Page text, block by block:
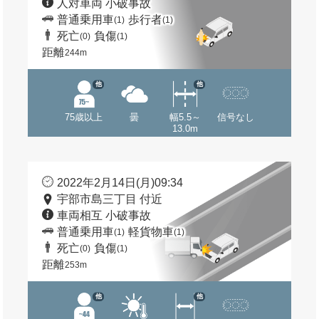
人対車両 小破事故
普通乗用車(1) 歩行者(1)
死亡(0) 負傷(1)
距離244m
75歳以上
他
曇
幅5.5～
13.0m
他
信号なし
2022年2月14日(月)09:34
宇部市島三丁目 付近
車両相互 小破事故
普通乗用車(1) 軽貨物車(1)
死亡(0) 負傷(1)
距離253m
他 他